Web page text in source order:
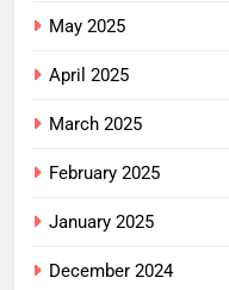
May 2025
April 2025
March 2025
February 2025
January 2025
December 2024